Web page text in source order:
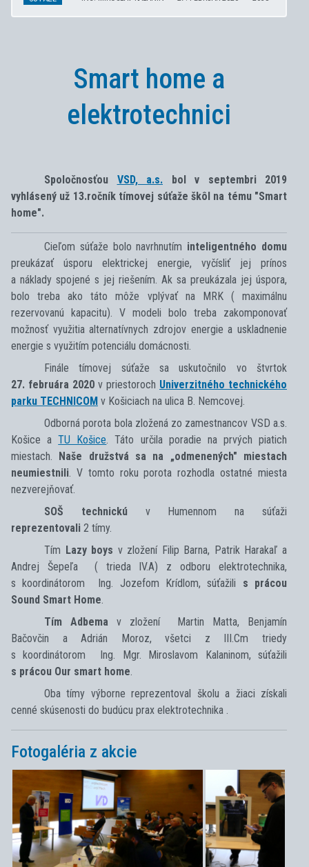
Smart home a
elektrotechnici
Spoločnosťou VSD, a.s. bol v septembri 2019
vyhlásený už 13.ročník tímovej súťaže škôl na tému "Smart
home".
Cieľom súťaže bolo navrhnutím inteligentného domu
preukázať úsporu elektrickej energie, vyčísliť jej prínos
a náklady spojené s jej riešením. Ak sa preukázala jej úspora,
bolo treba ako táto môže vplývať na MRK ( maximálnu
rezervovanú kapacitu). V modeli bolo treba zakomponovať
možnosť využitia alternatívnych zdrojov energie a uskladnenie
energie s využitím potenciálu domácnosti.
Finále tímovej súťaže sa uskutočnilo vo štvrtok
27. februára 2020 v priestoroch Univerzitného technického
parku TECHNICOM v Košiciach na ulica B. Nemcovej.
Odborná porota bola zložená zo zamestnancov VSD a.s.
Košice aTU Košice . Táto určila poradie na prvých piatich
miestach. Naše družstvá sa na „odmenených" miestach
neumiestnili . V tomto roku porota rozhodla ostatné miesta
nezverejňovať.
SOŠ technickúv Humennom na súťaži
reprezentovali 2 tímy.
Tím Lazy boys v zložení Filip Barna, Patrik Harakaľ a
Andrej Šepeľa ( trieda IV.A) z odboru elektrotechnika,
s koordinátorom Ing. Jozefom Krídlom, súťažili s prácou
Sound Smart Home
Tím Adbema v zložení Martin Matta, Benjamín
Bačovčin a Adrián Moroz, všetci z III.Cm triedy
s koordinátorom Ing. Mgr. Miroslavom Kalaninom, súťažili
s prácou Our smart home
Oba tímy výborne reprezentoval školu a žiaci získali
cenné skúsenosti do budúcu prax elektrotechnika .
Fotogaléria z akcie